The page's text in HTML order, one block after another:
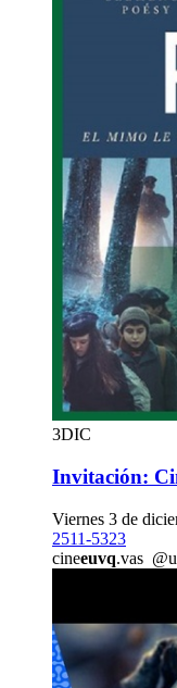
3DIC
Invitación:
Viernes 3 de
2511-5323
cineeuvq.vas